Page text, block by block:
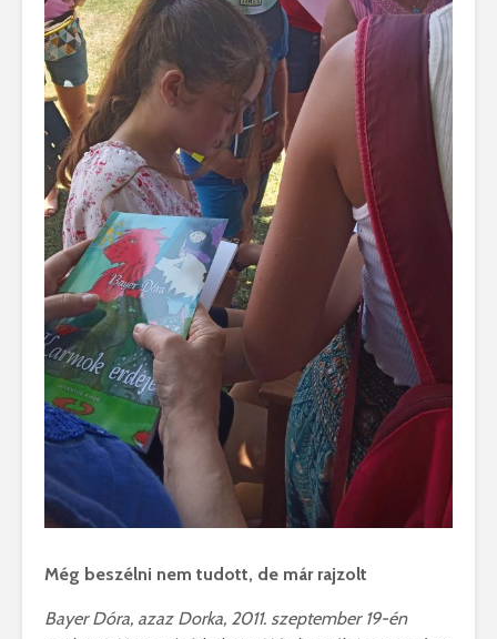
Még beszélni nem tudott, de már rajzolt
Bayer Dóra, azaz Dorka, 2011. szeptember 19-én